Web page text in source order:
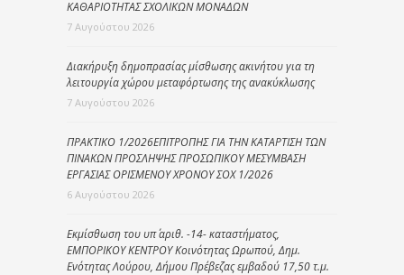
ΚΑΘΑΡΙΟΤΗΤΑΣ ΣΧΟΛΙΚΩΝ ΜΟΝΑΔΩΝ
7 Αυγούστου 2026
Διακήρυξη δημοπρασίας μίσθωσης ακινήτου για τη
λειτουργία χώρου μεταφόρτωσης της ανακύκλωσης
7 Αυγούστου 2026
ΠΡΑΚΤΙΚΟ 1/2026ΕΠΙΤΡΟΠΗΣ ΓΙΑ ΤΗΝ ΚΑΤΑΡΤΙΣΗ ΤΩΝ
ΠΙΝΑΚΩΝ ΠΡΟΣΛΗΨΗΣ ΠΡΟΣΩΠΙΚΟΥ ΜΕΣΥΜΒΑΣΗ
ΕΡΓΑΣΙΑΣ ΟΡΙΣΜΕΝΟΥ ΧΡΟΝΟΥ ΣΟΧ 1/2026
6 Αυγούστου 2026
Εκμίσθωση του υπ΄ αριθ. -14- καταστήματος,
ΕΜΠΟΡΙΚΟΥ ΚΕΝΤΡΟΥ Κοινότητας Ωρωπού, Δημ.
Ενότητας Λούρου, Δήμου Πρέβεζας εμβαδού 17,50 τ.μ.